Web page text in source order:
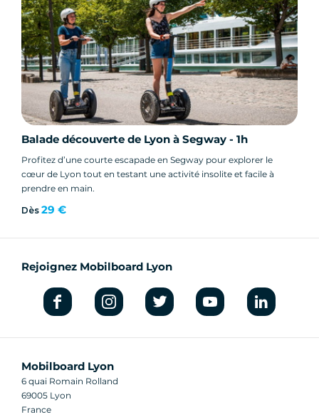
Balade découverte de Lyon à Segway - 1h
Profitez d’une courte escapade en Segway pour explorer le
cœur de Lyon tout en testant une activité insolite et facile à
prendre en main.
Dès 29 €
Rejoignez Mobilboard Lyon
Mobilboard Lyon
6 quai Romain Rolland
69005 Lyon
France